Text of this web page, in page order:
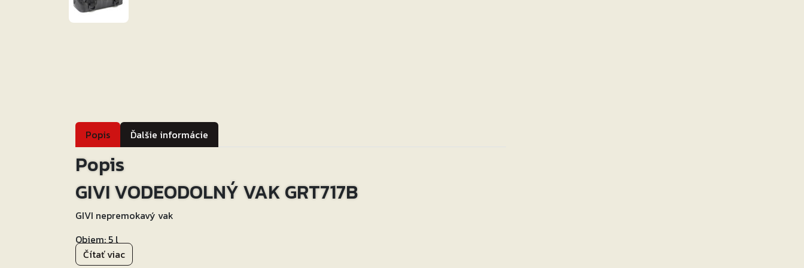
Popis Ďalšie informácie
Popis
GIVI VODEODOLNÝ VAK GRT717B
GIVI nepremokavý vak
Objem: 5 l
Rozmery: 130 mm x 140 mm x 280 mm, (V x H x Š)
Čítať viac